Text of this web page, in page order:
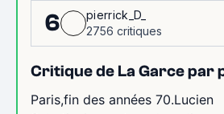
6
pierrick_D_
2756 critiques
Critique de La Garce par
Paris,fin des années 70.Lucien